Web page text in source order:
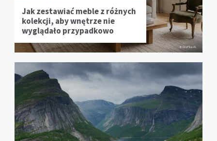
Jak zestawiać meble z różnych
kolekcji, aby wnętrze nie
wyglądało przypadkowo